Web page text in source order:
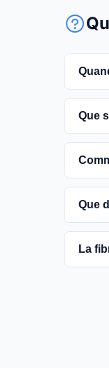
Que
Vous
une
Les
Que
La